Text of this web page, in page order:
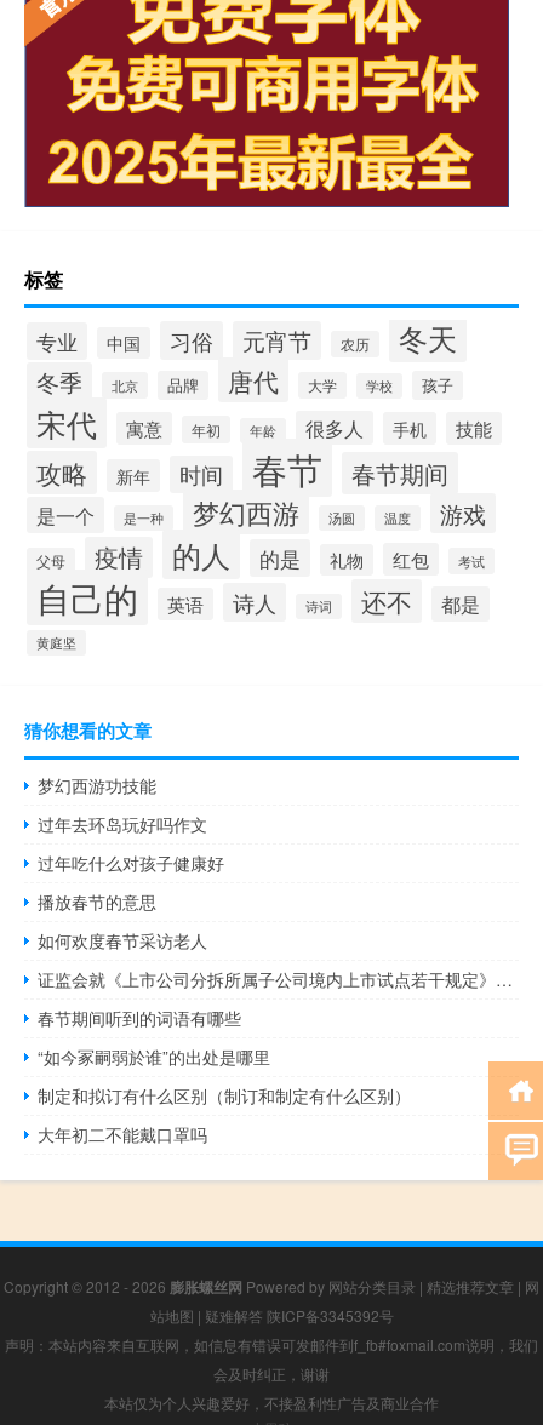
标签
专业 中国 习俗 元宵节 农历 冬天
冬季 北京 品牌 唐代 大学 学校 孩子
宋代 寓意 年初 年龄 很多人 手机 技能
攻略 新年 时间 春节 春节期间
是一个 是一种 梦幻西游 汤圆 温度 游戏
父母 疫情 的人 的是 礼物 红包 考试
自己的 英语 诗人 诗词 还不 都是
黄庭坚
猜你想看的文章
梦幻西游功技能
过年去环岛玩好吗作文
过年吃什么对孩子健康好
播放春节的意思
如何欢度春节采访老人
证监会就《上市公司分拆所属子公司境内上市试点若干规定》征求意见
春节期间听到的词语有哪些
“如今冢嗣弱於谁”的出处是哪里
制定和拟订有什么区别（制订和制定有什么区别）
大年初二不能戴口罩吗
Copyright © 2012 - 2026 膨胀螺丝网 Powered by 网站分类目录 | 精选推荐文章 | 网
站地图 | 疑难解答 陕ICP备3345392号
声明：本站内容来自互联网，如信息有错误可发邮件到f_fb#foxmail.com说明，我们
会及时纠正，谢谢
本站仅为个人兴趣爱好，不接盈利性广告及商业合作